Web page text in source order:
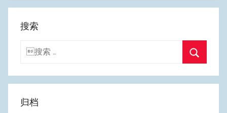
搜索
搜
索
归档